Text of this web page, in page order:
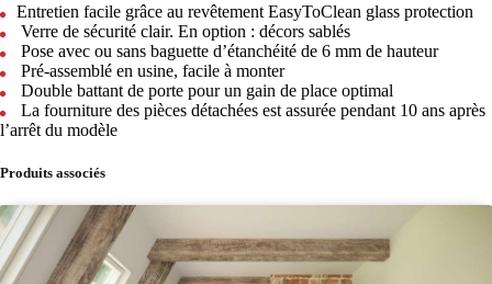
​​​​​​Entretien facile grâce au revêtement EasyToClean glass protection
Verre de sécurité clair. En option : décors sablés
Pose avec ou sans baguette d’étanchéité de 6 mm de hauteur
Pré-assemblé en usine, facile à monter
Double battant de porte pour un gain de place optimal
La fourniture des pièces détachées est assurée pendant 10 ans après
l’arrêt du modèle
Produits associés